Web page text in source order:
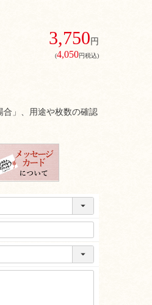
3,750 円
(4,050円税込)
」、用途や枚数の確認